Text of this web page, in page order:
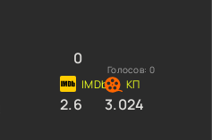
0
Голосов: 0
2.6 3.024